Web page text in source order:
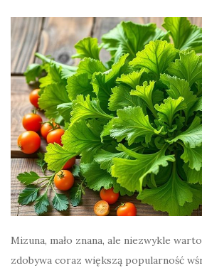
Mizuna, mało znana, ale niezwykle
zdobywa coraz większą popularność